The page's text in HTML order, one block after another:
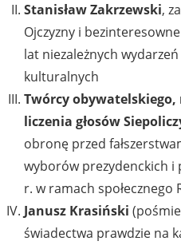
Stanisław Zakrzewski,
Ojczyzny i
lat niezależnych
kulturalnych
Twórcy obywatelskiego,
liczenia głosów
obronę przed
wyborów prezydenckich
r. w ramach
Janusz Krasiński
świadectwa prawdzie na